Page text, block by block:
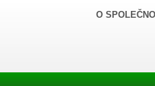
O